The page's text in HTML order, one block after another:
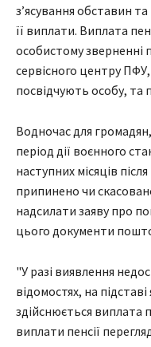
з’ясування обставин
її виплати. Виплата
особистому зверненні
сервісного центру
посвідчують особу, та
Водночас для
період дії воєнного
наступних місяців
припинено чи
надсилати заяву про
цього документи
"У разі виявлення
відомостях, на
здійснюється виплата
виплати пенсії